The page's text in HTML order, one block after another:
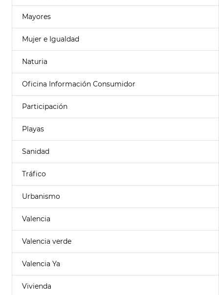
Mayores
Mujer e Igualdad
Naturia
Oficina Información Consumidor
Participación
Playas
Sanidad
Tráfico
Urbanismo
Valencia
Valencia verde
Valencia Ya
Vivienda